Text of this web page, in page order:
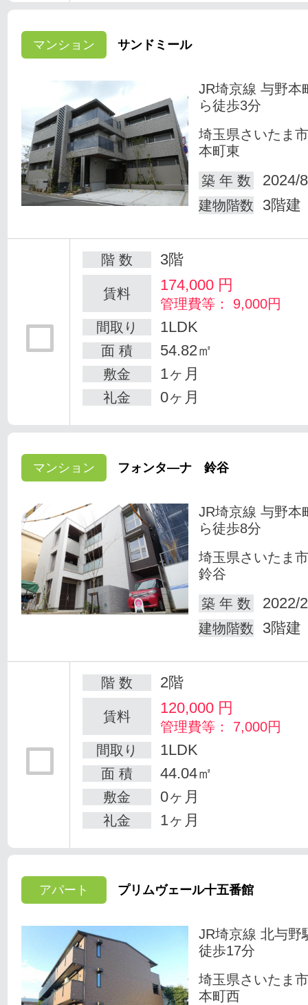
マンション サンドミール
JR埼京線 与野本
ら徒歩3分
埼玉県さいたま
本町東
築 年 数
2024/
建物階数 3階建
階 数 3階
賃料 174,000 円
管理費等： 9,000円
間取り
1LDK
面 積 54.82㎡
敷金 1ヶ月
礼金 0ヶ月
マンション フォンタ―ナ 鈴谷
JR埼京線 与野本
ら徒歩8分
埼玉県さいたま
鈴谷
築 年 数
2022/
建物階数 3階建
階 数 2階
賃料 120,000 円
管理費等： 7,000円
間取り
1LDK
面 積 44.04㎡
敷金 0ヶ月
礼金 1ヶ月
アパート プリムヴェール十五番館
JR埼京線 北与野
徒歩17分
埼玉県さいたま
本町西